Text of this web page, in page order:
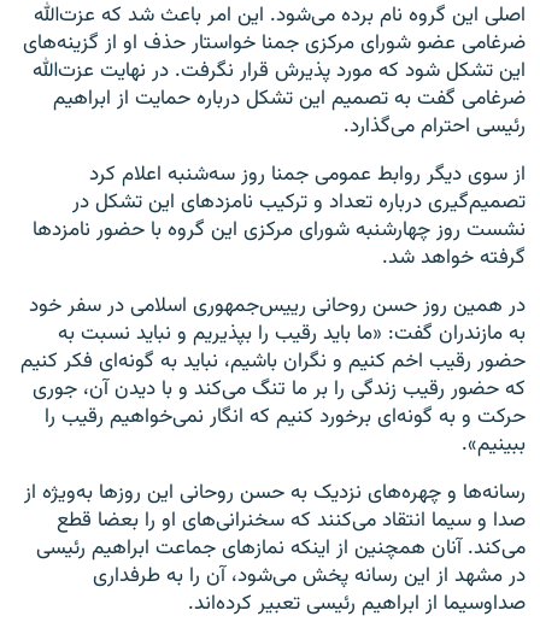
اصلی این گروه نام برده می‌شود. این امر باعث شد که عزت‌الله
ضرغامی عضو شورای مرکزی جمنا خواستار حذف او از گزینه‌های
این تشکل شود که مورد پذیرش قرار نگرفت. در نهایت عزت‌الله
ضرغامی گفت به تصمیم این تشکل درباره حمایت از ابراهیم
رئیسی احترام می‌گذارد.
از سوی دیگر روابط عمومی جمنا روز سه‌شنبه اعلام کرد
تصمیم‌گیری درباره تعداد و ترکیب نامزدهای این تشکل در
نشست روز چهارشنبه شورای مرکزی این گروه با حضور نامزدها
گرفته خواهد شد.
در همین روز حسن روحانی رییس‌جمهوری اسلامی در سفر خود
به مازندران گفت: «ما باید رقیب را بپذیریم و نباید نسبت به
حضور رقیب اخم کنیم و نگران باشیم، نباید به گونه‌ای فکر کنیم
که حضور رقیب زندگی را بر ما تنگ می‌کند و با دیدن آن، جوری
حرکت و به گونه‌ای برخورد کنیم که انگار نمی‌خواهیم رقیب را
ببینیم».
رسانه‌ها و چهره‌های نزدیک به حسن روحانی این روزها به‌ویژه از
صدا و سیما انتقاد می‌کنند که سخنرانی‌های او را بعضا قطع
می‌کند. آنان همچنین از اینکه نمازهای جماعت ابراهیم رئیسی
در مشهد از این رسانه پخش می‌شود، آن را به طرفداری
صداوسیما از ابراهیم رئیسی تعبیر کرده‌اند.